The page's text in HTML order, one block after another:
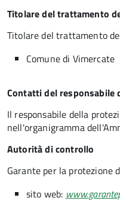
Titolare del trattamento
Titolare del trattamento
Comune di Vimercate
Contatti del responsabile
Il responsabile della
nell'organigramma
Autorità di controllo
Garante per la protezione
sito web: